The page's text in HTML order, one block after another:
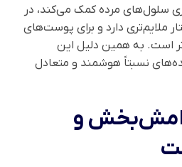
سلول‌های مرده کمک می‌کند، در
ملایم‌تری دارد و برای پوست‌های
است. به همین دلیل این
نسبتاً هوشمند و متعادل
و